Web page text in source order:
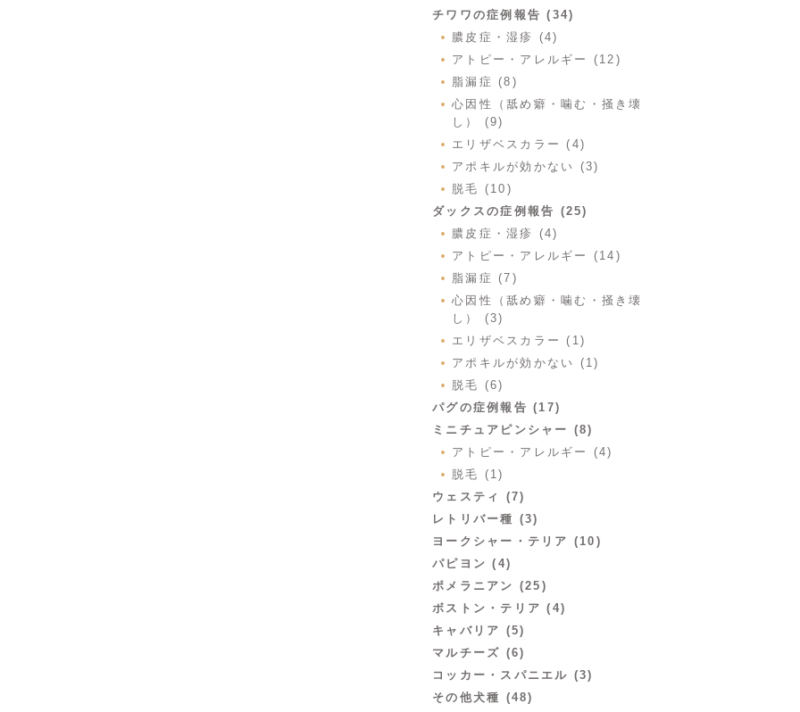
チワワの症例報告 (34)
膿皮症・湿疹 (4)
アトピー・アレルギー (12)
脂漏症 (8)
心因性（舐め癖・噛む・掻き壊
し） (9)
エリザベスカラー (4)
アポキルが効かない (3)
脱毛 (10)
ダックスの症例報告 (25)
膿皮症・湿疹 (4)
アトピー・アレルギー (14)
脂漏症 (7)
心因性（舐め癖・噛む・掻き壊
し） (3)
エリザベスカラー (1)
アポキルが効かない (1)
脱毛 (6)
パグの症例報告 (17)
ミニチュアピンシャー (8)
アトピー・アレルギー (4)
脱毛 (1)
ウェスティ (7)
レトリバー種 (3)
ヨークシャー・テリア (10)
パピヨン (4)
ポメラニアン (25)
ボストン・テリア (4)
キャバリア (5)
マルチーズ (6)
コッカー・スパニエル (3)
その他犬種 (48)